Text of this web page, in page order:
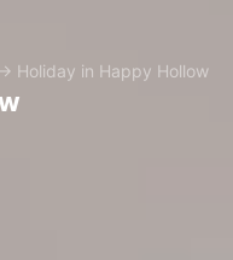
→ Holiday in Happy Hollow